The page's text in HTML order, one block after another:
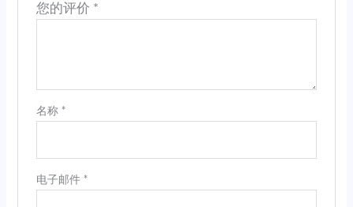
您的评价 *
名称 *
电子邮件 *